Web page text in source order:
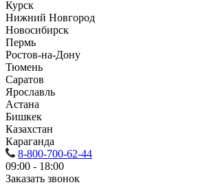
Курск
Нижний Новгород
Новосибирск
Пермь
Ростов-на-Дону
Тюмень
Саратов
Ярославль
Астана
Бишкек
Казахстан
Караганда
8-800-700-62-44
09:00 - 18:00
Заказать звонок